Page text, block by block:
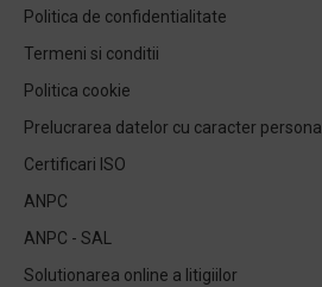
Politica de confidentialitate
Termeni si conditii
Politica cookie
Prelucrarea datelor cu caracter personal
Certificari ISO
ANPC
ANPC - SAL
Solutionarea online a litigiilor